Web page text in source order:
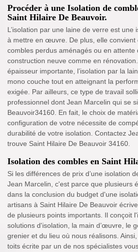
Procéder à une Isolation de
Saint Hilaire De Beauvoir.
L’isolation par une laine de verre est une
à mettre en œuvre. De plus, elle convient
combles perdus aménagés ou en attente
construction neuve comme en
épaisseur importante, l’isolation par la
mono couche tout en atteignant la
exigée. Par ailleurs, ce type de travail
professionnel dont Jean Marcelin qui se
Beauvoir34160. En fait, le choix de
configuration de votre nécessite de
durabilité de votre isolation. Contactez
trouve Saint Hilaire De Beauvoir 34160.
Isolation des combles en Saint
Si les différences de prix d’une isolation
Jean Marcelin, c'est parce que plusieurs
dans la conclusion du budget d'une
artisans à Saint Hilaire De Beauvoir
de plusieurs points importants. Il conçoit
solutions d'isolation, la main d’œuvre, le
grenier et du lieu où nous réalisons.
toits écrite par un de nos spécialistes